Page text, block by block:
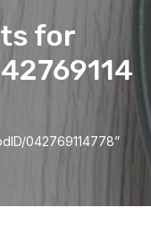
for
042769114778”